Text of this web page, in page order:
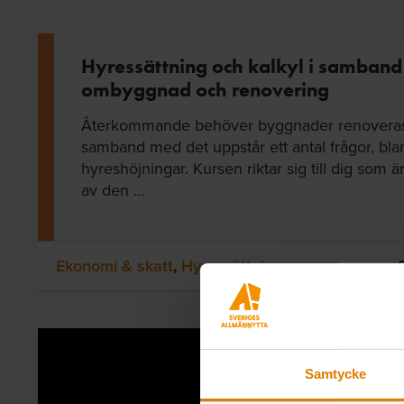
Samtycke
Hyressättning och kalkyl i
ombyggnad och renovering
Återkommande behöver byggnader
samband med det uppstår ett antal frågor,
hyreshöjningar. Kursen riktar sig till dig som
av den ...
Ekonomi & skatt, Hyressättning